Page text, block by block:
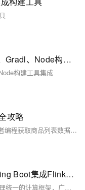
jenkins学习笔记之五：Maven、Ant、Gradl、Node构建工具集成
构建工具集成
攻略
淘宝开放平台提供的商品列表数据接口让开发者编程获取商品列表数据。接口支持按关键词、类目等查询条件获取商品详情，包括标题、价格等信息。具备灵活性高、数据丰富及操作便捷等特点。使用流程包括注册账号、构建并发送HTTP请求及处理响应数据。可用于电商数据分析、商品推荐等场景。开发者需遵守规定确保数据安全合法。[体验API](c0b.cc/R4rbK2)
实时计算 Flink版产品使用问题之Spring Boot集成Flink可以通过什么方式实现通过接口启动和关闭Flink程序
实时计算Flink版作为一种强大的流处理和批处理统一的计算框架，广泛应用于各种需要实时数据处理和分析的场景。实时计算Flink版通常结合SQL接口、DataStream API、以及与上下游数据源和存储系统的丰富连接器，提供了一套全面的解决方案，以应对各种实时计算需求。其低延迟、高吞吐、容错性强的特点，使其成为众多企业和组织实时数据处理首选的技术平台。以下是实时计算Flink版的一些典型使用合集。